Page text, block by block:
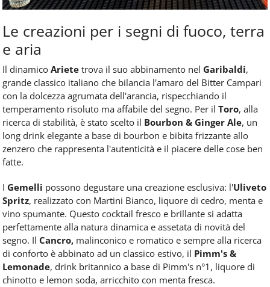
Le creazioni per i segni di fuoco, terra
e aria
Il dinamico Ariete trova il suo abbinamento nel Garibaldi,
grande classico italiano che bilancia l'amaro del Bitter Campari
con la dolcezza agrumata dell'arancia, rispecchiando il
temperamento risoluto ma affabile del segno. Per il Toro, alla
ricerca di stabilità, è stato scelto il Bourbon & Ginger Ale, un
long drink elegante a base di bourbon e bibita frizzante allo
zenzero che rappresenta l'autenticità e il piacere delle cose ben
fatte.
I Gemelli possono degustare una creazione esclusiva: l'Uliveto
Spritz, realizzato con Martini Bianco, liquore di cedro, menta e
vino spumante. Questo cocktail fresco e brillante si adatta
perfettamente alla natura dinamica e assetata di novità del
segno. Il Cancro, malinconico e romatico e sempre alla ricerca
di conforto è abbinato ad un classico estivo, il Pimm's &
Lemonade, drink britannico a base di Pimm's n°1, liquore di
chinotto e lemon soda, arricchito con menta fresca.